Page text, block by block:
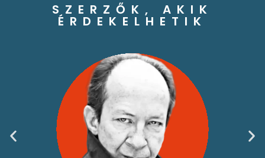
SZERZŐK, AKIK
ÉRDEKELHETIK